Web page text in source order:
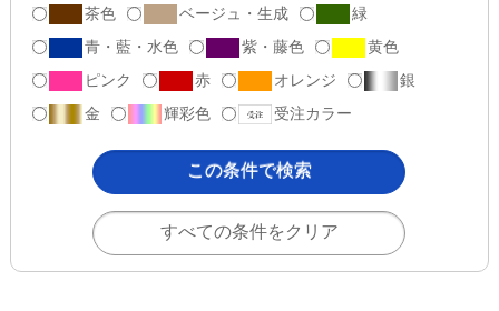
茶色
ベージュ・生成
緑
青・藍・水色
紫・藤色
黄色
ピンク
赤 オレンジ
銀
金
輝彩色 受注カラー